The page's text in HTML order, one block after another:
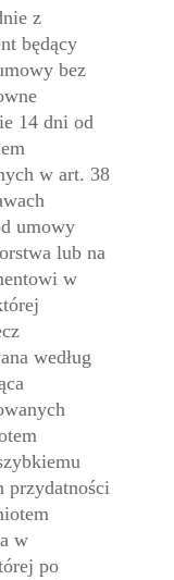
z
będący
bez
14 dni od
w art. 38
umowy
lub na
w
według
przydatności
w
po